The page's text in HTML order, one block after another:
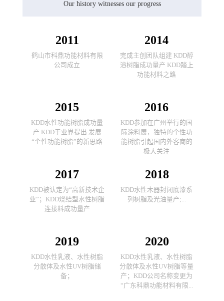
Our history witnesses our progress
2011
鹤山市科鼎功能材料有限
公司成立
2014
完成主创团队组建 KDD醇
溶树脂成功量产 KDD踏上
功能材料之路
2015
KDD水性功能树脂成功量
产 KDD于业界提出 发展
“个性功能树脂”的新思路
2016
KDD参加在广州举行的国
际涂料展，独特的个性功
能树脂引起国内外客商的
极大关注
2020
KDD水性乳液、水性树脂
分散体及水性UV树脂等量
产；KDD公司名称变更为
“广东科鼎功能材料有限...
2019
KDD水性乳液、水性树脂
分散体及水性UV树脂储
备；
2018
KDD水性木器封闭底漆系
列树脂及光油量产;...
2017
KDD被认定为“高新技术企
业”；KDD烧结型水性树脂
连接料成功量产